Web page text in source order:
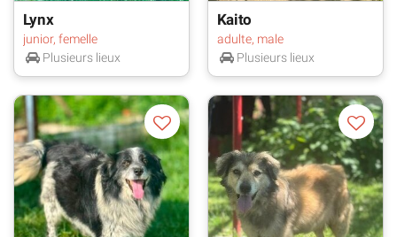
Lynx
junior, femelle
Plusieurs lieux
Kaito
adulte, male
Plusieurs lieux